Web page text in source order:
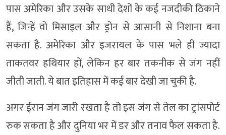
पास अमेरिका और उसके साथी देशों के कई नजदीकी ठिकाने
हैं, जिन्हें वो मिसाइल और ड्रोन से आसानी से निशाना बना
सकता है. अमेरिका और इजरायल के पास भले ही ज्यादा
ताकतवर हथियार हों, लेकिन हर बार तकनीक से जंग नहीं
जीती जाती. ये बात इतिहास में कई बार देखी जा चुकी है.
अगर ईरान जंग जारी रखता है तो इस जंग से तेल का ट्रांसपोर्ट
रुक सकता है और दुनिया भर में डर और तनाव फैल सकता है.